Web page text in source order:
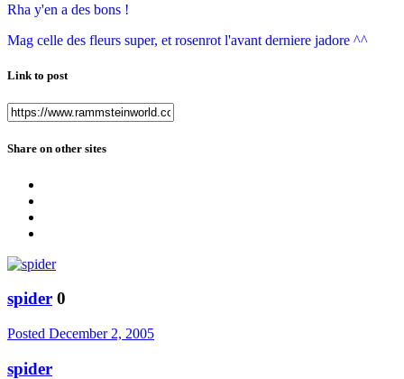
Rha y'en a des bons !
Mag celle des fleurs super, et rosenrot l'avant derniere jadore ^^
Link to post
Share on other sites
spider 0
Posted December 2, 2005
spider